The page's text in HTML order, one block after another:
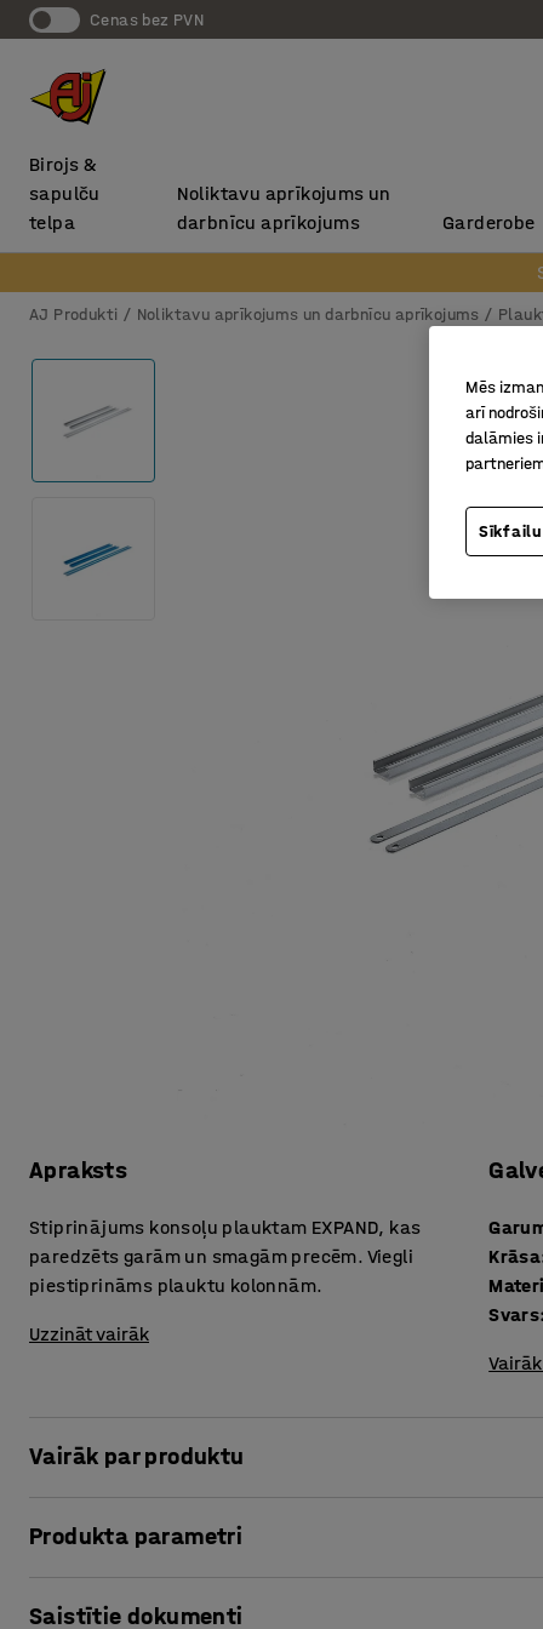
Cenas bez PVN
Birojs &
sapulču
telpa
Noliktavu aprīkojums un
darbnīcu aprīkojums
Garderobe
AJ Produkti Noliktavu aprīkojums un darbnīcu aprīkojums
Apraksts
Stiprinājums konsoļu plauktam EXPAND, kas
paredzēts garām un smagām precēm. Viegli
piestiprināms plauktu kolonnām.
Uzzināt vairāk
Krāsa
Svars:
Vairāk par produktu
horizontālajiem un diagonālajiem stiprinājumiem, kas
Produkta parametri
Krāsa: Galvanizēta
Saistītie dokumenti
Mēs
arī
dalāmies